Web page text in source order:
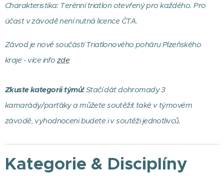
Charakteristika: Terénní triatlon otevřený pro každého. Pro
účast v závodě není nutná licence ČTA.
Závod je nově součástí Triatlonového poháru Plzeňského
kraje - více info zde
Zkuste kategorii týmů!Stačí dát dohromady 3
kamarády/parťáky a můžete soutěžit také v týmovém
závodě, vyhodnoceni budete i v soutěži jednotlivců.
Kategorie & Disciplíny